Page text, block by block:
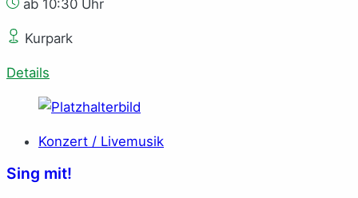
ab 10:30 Uhr
Kurpark
Details
Konzert / Livemusik
Sing mit!